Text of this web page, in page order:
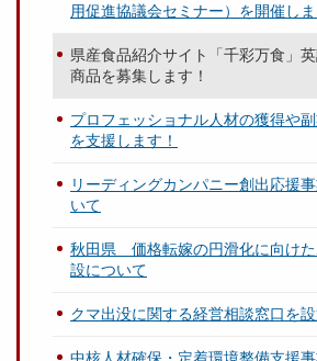
用促進協議会セミナー）を開催しま
県産食品紹介サイト「千彩万食」
商品を募集します！
プロフェッショナル人材の獲得や
を支援します！
リーディングカンパニー創出応援
いて
秋田県 価格転嫁の円滑化に向けた
設について
クマ出没に関する経営相談窓口を